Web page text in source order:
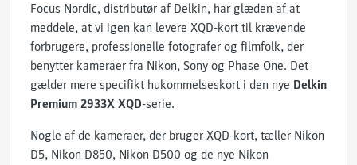
Focus Nordic, distributør af Delkin, har glæden af at
meddele, at vi igen kan levere XQD-kort til krævende
forbrugere, professionelle fotografer og filmfolk, der
benytter kameraer fra Nikon, Sony og Phase One. Det
gælder mere specifikt hukommelseskort i den nye Delkin
Premium 2933X XQD-serie.
Nogle af de kameraer, der bruger XQD-kort, tæller Nikon
D5, Nikon D850, Nikon D500 og de nye Nikon